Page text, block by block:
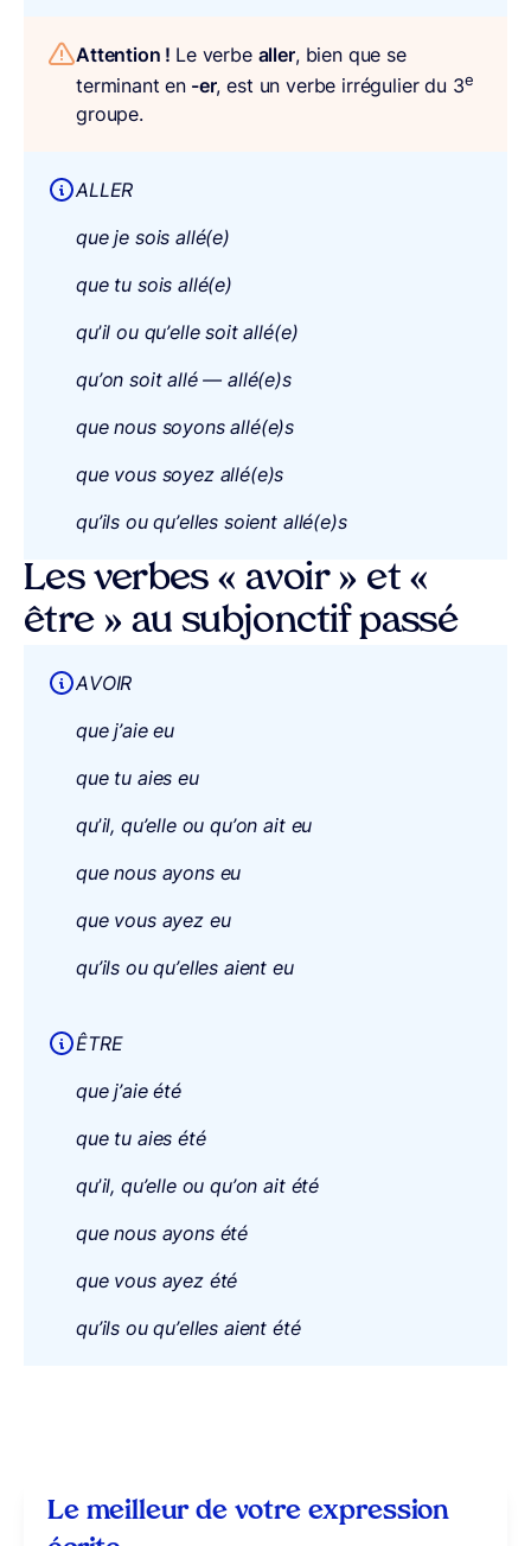
Attention ! Le verbe aller, bien que se
terminant en -er, est un verbe irrégulier du 3e
groupe.
ALLER
que je sois allé(e)
que tu sois allé(e)
qu’il ou qu’elle soit allé(e)
qu’on soit allé — allé(e)s
que nous soyons allé(e)s
que vous soyez allé(e)s
qu’ils ou qu’elles soient allé(e)s
Les verbes « avoir » et «
être » au subjonctif passé
AVOIR
que j’aie eu
que tu aies eu
qu’il, qu’elle ou qu’on ait eu
que nous ayons eu
que vous ayez eu
qu’ils ou qu’elles aient eu
ÊTRE
que j’aie été
que tu aies été
qu’il, qu’elle ou qu’on ait été
que nous ayons été
que vous ayez été
qu’ils ou qu’elles aient été
Le meilleur de votre expression